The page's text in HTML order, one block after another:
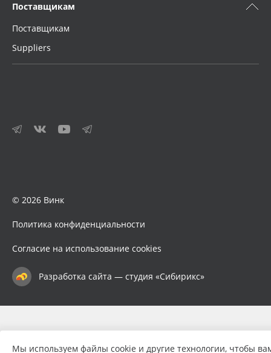
Поставщикам
Поставщикам
Suppliers
© 2026 Винк
Политика конфиденциальности
Согласие на использование cookies
Разработка сайта — студия «Сибирикс»
Мы используем файлы cookie и другие технологии, чтобы